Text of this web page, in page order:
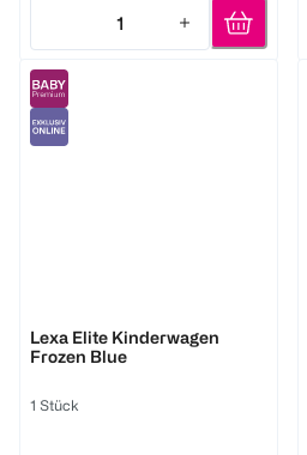
1
Quantity: 1
Lexa Elite Kinderwagen
Frozen Blue
1 Stück